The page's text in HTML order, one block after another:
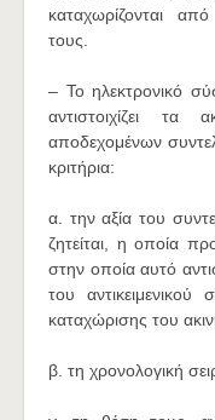
καταχωρίζονται
τους.
– Το ηλεκτρονικό
αντιστοιχίζει
αποδεχομένων
κριτήρια:
α. την αξία του
ζητείται, η οποία
στην οποία αυτό
του
καταχώρισης του
β. τη χρονολογική